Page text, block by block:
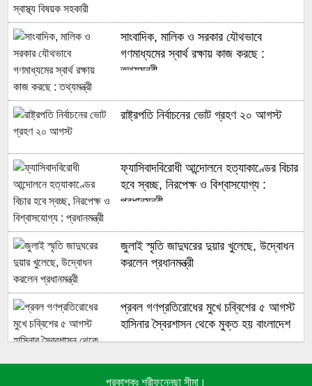
সাংবাদিক, মালিক ও সরকার যৌথভাবে
গণমাধ্যমের স্বার্থ রক্ষায় কাজ করছে :
তথ্যমন্ত্রী
রাষ্ট্রপতি নির্বাচনের ভোট গ্রহণ ২০ আগস্ট
ফ্যাসিবাদবিরোধী আন্দোলনে হত্যাকাণ্ডের বিচার
হবে স্বচ্ছ, নিরপেক্ষ ও বিশ্বাসযোগ্য :
প্রধানমন্ত্রী
জুলাই স্মৃতি জাদুঘরের দুয়ার খুলেছে, উদ্বোধন
করলেন প্রধানমন্ত্রী
প্রবল গণপ্রতিরোধের মুখে চব্বিশের ৫ আগস্ট
হাসিনার স্বৈরশাসন থেকে মুক্ত হয় বাংলাদেশ
প্রকাশকঃ শরীফুন্নেছা সীমা।